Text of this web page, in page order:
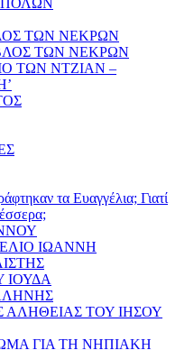
ΠΟΛΩΝ
ΤΩΝ ΝΕΚΡΩΝ
ΤΩΝ ΝΕΚΡΩΝ
ΤΩΝ ΝΤΖΙΑΝ –
τα Ευαγγέλια; Γιατί
ΙΩΑΝΝΗ
ΙΟΥΔΑ
ΑΛΗΘΕΙΑΣ ΤΟΥ ΙΗΣΟΥ
ΓΙΑ ΤΗ ΝΗΠΙΑΚΗ